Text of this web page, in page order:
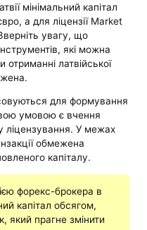
мінімальний капітал
а для ліцензії Market
увагу, що
які можна
латвійської
для формування
умовою є вчення
ліцензування. У межах
обмежена
капіталу.
форекс-брокера в
капітал обсягом,
який прагне змінити